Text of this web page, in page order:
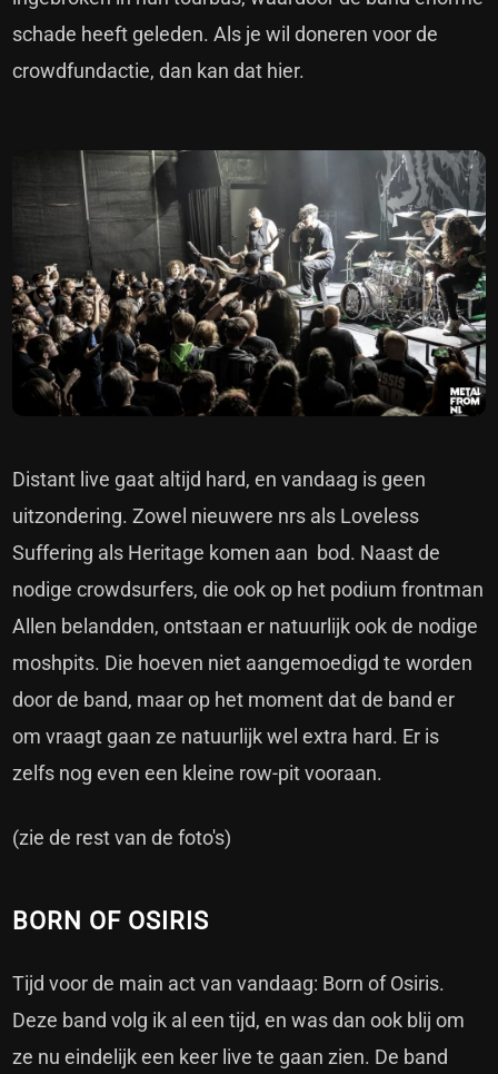
schade heeft geleden. Als je wil doneren voor de
crowdfundactie, dan kan dat hier.
Distant live gaat altijd hard, en vandaag is geen
uitzondering. Zowel nieuwere nrs als Loveless
Suffering als Heritage komen aan bod. Naast de
nodige crowdsurfers, die ook op het podium frontman
Allen belandden, ontstaan er natuurlijk ook de nodige
moshpits. Die hoeven niet aangemoedigd te worden
door de band, maar op het moment dat de band er
om vraagt gaan ze natuurlijk wel extra hard. Er is
zelfs nog even een kleine row-pit vooraan.
(zie de rest van de foto's)
BORN OF OSIRIS
Tijd voor de main act van vandaag: Born of Osiris.
Deze band volg ik al een tijd, en was dan ook blij om
ze nu eindelijk een keer live te gaan zien. De band